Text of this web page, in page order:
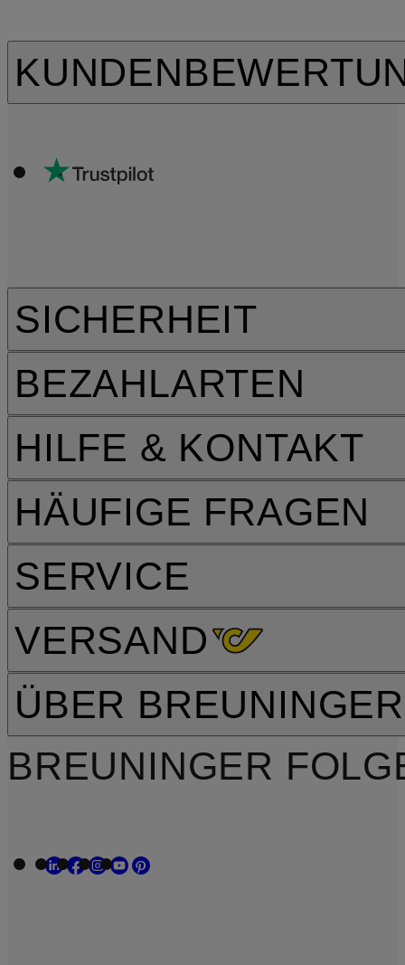
HILFE & KONTAKT
HÄUFIGE FRAGEN
SERVICE
VERSAND
SICHERHEIT
BEZAHLARTEN
ÜBER BREUNINGER
BREUNINGER